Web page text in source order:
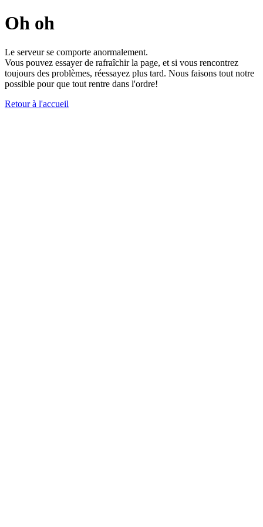
Oh oh
Le serveur se comporte anormalement.
Vous pouvez essayer de rafraîchir la page, et si vous rencontrez
toujours des problèmes, réessayez plus tard. Nous faisons tout notre
possible pour que tout rentre dans l'ordre!
Retour à l'accueil